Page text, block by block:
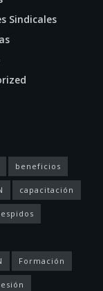
Sindicales
beneficios
capacitación
Formación